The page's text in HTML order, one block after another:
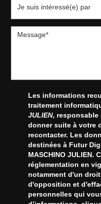
Les informations
traitement
JULIEN, responsable
donner suite à votre
recontacter. Les
destinées à Futur
MASCHINO JULIEN.
réglementation en
notamment d'un
d'opposition et
personnelles qui